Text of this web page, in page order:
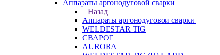
Аппараты аргонодуговой сварки
Назад
Аппараты аргонодуговой сварки
WELDESTAR TIG
СВАРОГ
AURORA